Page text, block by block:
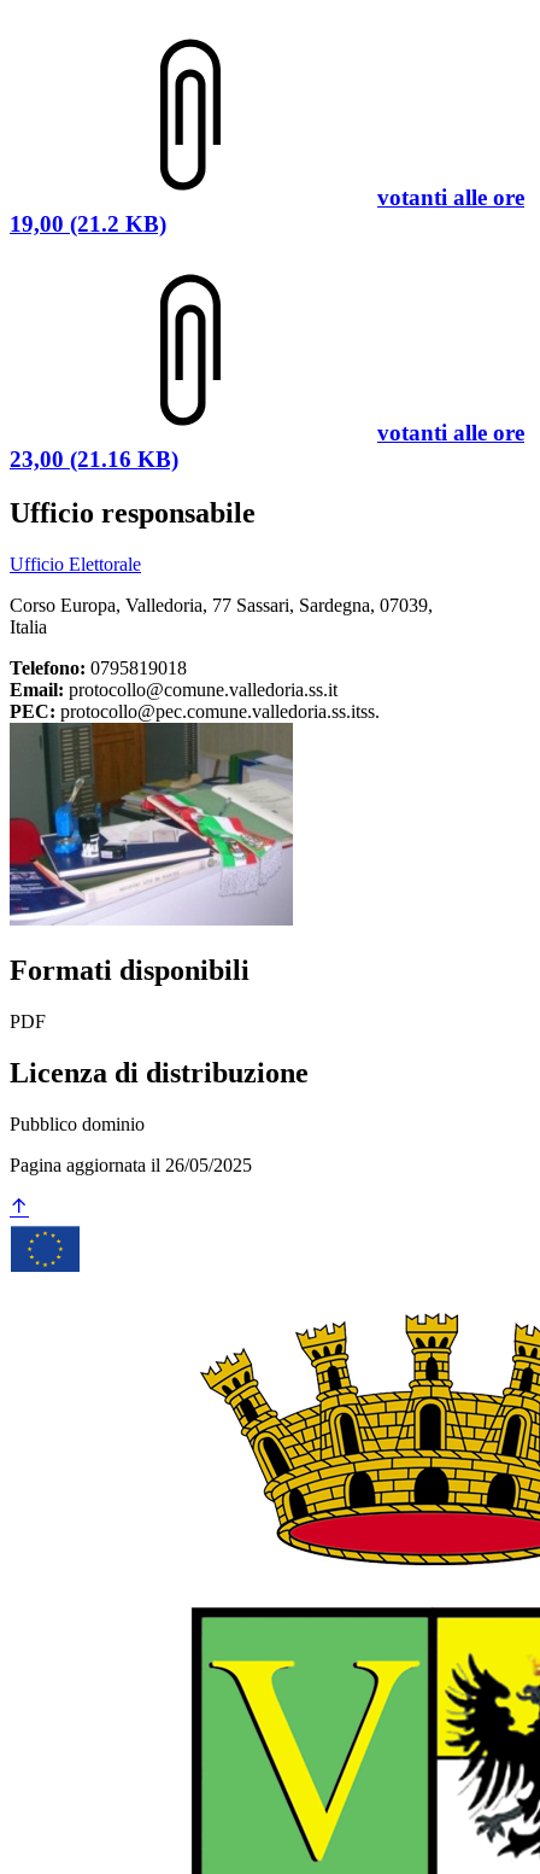
votanti alle ore
19,00 (21.2 KB)
votanti alle ore
23,00 (21.16 KB)
Ufficio responsabile
Ufficio Elettorale
Corso Europa, Valledoria, 77 Sassari, Sardegna, 07039,
Italia
Telefono: 0795819018
Email: protocollo@comune.valledoria.ss.it
PEC: protocollo@pec.comune.valledoria.ss.itss.
Formati disponibili
PDF
Licenza di distribuzione
Pubblico dominio
Pagina aggiornata il 26/05/2025